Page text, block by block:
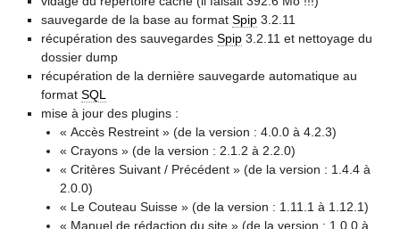
sauvegarde de la base au format Spip3.2.11
récupération des sauvegardes Spip3.2.11 et nettoyage du
dossier dump
récupération de la dernière sauvegarde automatique au
format SQL
mise à jour des plugins :
« Accès Restreint » (de la version : 4.0.0 à 4.2.3)
« Crayons » (de la version : 2.1.2 à 2.2.0)
« Critères Suivant / Précédent » (de la version : 1.4.4 à
2.0.0)
« Le Couteau Suisse » (de la version : 1.11.1 à 1.12.1)
« Manuel de rédaction du site » (de la version : 1.0.0 à